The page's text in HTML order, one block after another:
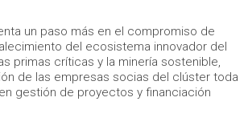
un paso más en el compromiso de
del ecosistema innovador del
primas críticas y la minería sostenible,
de las empresas socias del clúster toda
gestión de proyectos y financiación